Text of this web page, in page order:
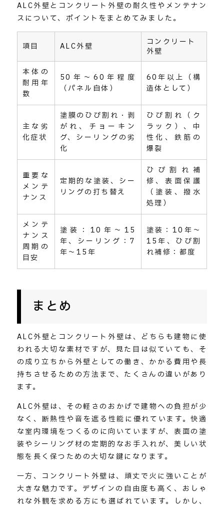
ALC外壁とコンクリート外壁の耐久性やメンテナン
スについて、ポイントをまとめてみました。
項目 ALC外壁
コンクリート
外壁
本体の
耐用年
数
50年～60年程度
（パネル自体）
60年以上（構
造体として）
主な劣
化症状
塗膜のひび割れ・剥
がれ、チョーキン
グ、シーリングの劣
化
ひび割れ（ク
ラック）、中
性化、鉄筋の
爆裂
重要な
メンテ
ナンス
定期的な塗装、シー
リングの打ち替え
ひび割れ補
修、表面保護
（塗装、撥水
処理）
メンテ
ナンス
周期の
目安
塗装：10年～15
年、シーリング：7
年～15年
塗装：10年～
15年、ひび割
れ補修：都度
まとめ
ALC外壁とコンクリート外壁は、どちらも建物に使
われる大切な素材ですが、見た目は似ていても、そ
の成り立ちから外壁としての働き、かかる費用や長
持ちさせるための方法まで、たくさんの違いがあり
ます。
ALC外壁は、その軽さのおかげで建物への負担が少
なく、断熱性や音を遮る性能に優れています。快適
な室内環境をつくるのに向いていますが、表面の塗
装やシーリング材の定期的なお手入れが、美しい状
態を長く保つための大切な鍵になります。
一方、コンクリート外壁は、頑丈で火に強いことが
大きな魅力です。デザインの自由度も高く、おしゃ
れな外観を求める方にも選ばれています。しかし、